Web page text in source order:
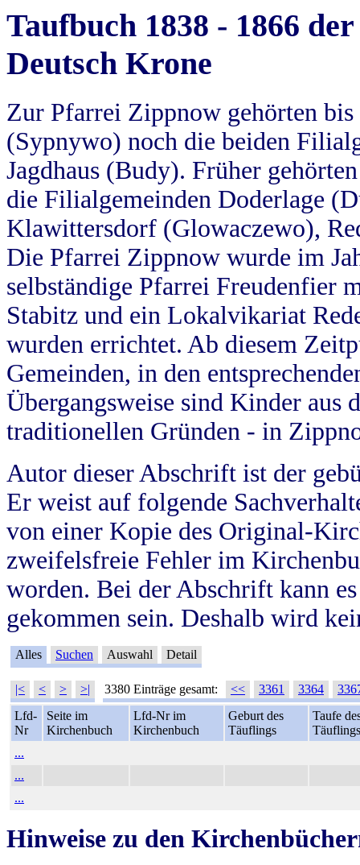
Taufbuch 1838 - 1866
Deutsch Krone
Zur Pfarrei Zippnow gehörten
(Sypnywo) noch die beiden
Jagdhaus (Budy). Früher
die Filialgemeinden Doderlage
Klawittersdorf (Glowaczewo),
Die Pfarrei Zippnow wurde im
selbständige Pfarrei Freudenfier
Stabitz und ein Lokalvikariat
wurden errichtet. Ab diesem
Gemeinden, in den
Übergangsweise sind Kinder aus
traditionellen Gründen - in
Autor dieser Abschrift ist der
Er weist auf folgende
von einer Kopie des Original-
zweifelsfreie Fehler im
worden. Bei der Abschrift kann
gekommen sein. Deshalb wird
Alles Suchen Auswahl Detail
|< < > >| 3380 Einträge gesamt: << 3361 3364
Lfd-
Nr
Seite im
Kirchenbuch
Lfd-Nr im
Kirchenbuch
Geburt des
Täuflings
Taufe
Täuflings
...
...
...
Hinweise zu den